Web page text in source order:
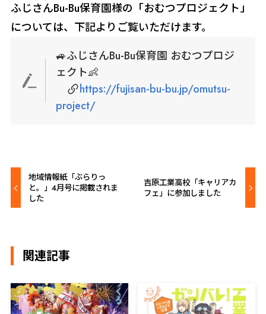
ふじさんBu-Bu保育園様の「おむつプロジェクト」
については、下記よりご覧いただけます。
🚙ふじさんBu-Bu保育園 おむつプロジ
ェクト👶
https://fujisan-bu-bu.jp/omutsu-
project/
地域情報紙「ぶらりっ
と。」4月号に掲載されま
した
吉原工業高校「キャリアカ
フェ」に参加しました
関連記事